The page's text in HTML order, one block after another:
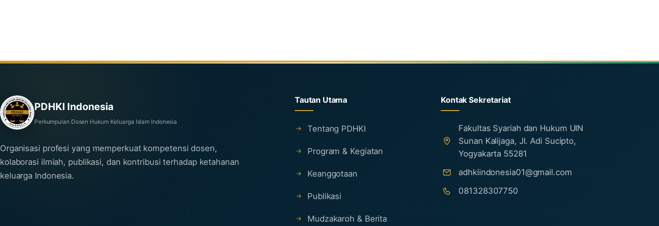
PDHKI Indonesia
Perkumpulan Dosen Hukum Keluarga Islam Indonesia
Organisasi profesi yang memperkuat kompetensi dosen,
kolaborasi ilmiah, publikasi, dan kontribusi terhadap ketahanan
keluarga Indonesia.
Tautan Utama
Tentang PDHKI
Program & Kegiatan
Keanggotaan
Publikasi
Mudzakaroh & Berita
Kontak Sekretariat
Fakultas Syariah dan Hukum UIN
Sunan Kalijaga, Jl. Adi Sucipto,
Yogyakarta 55281
adhkiindonesia01@gmail.com
081328307750